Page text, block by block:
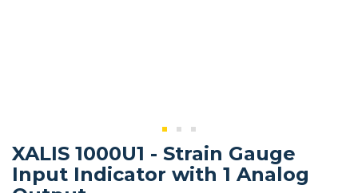
XALIS 1000U1 - Strain Gauge
Input Indicator with 1 Analog